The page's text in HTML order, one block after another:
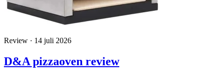
Review · 14 juli 2026
D&A pizzaoven review